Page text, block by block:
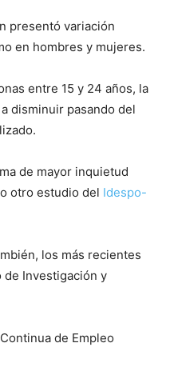
presentó variación
en hombres y mujeres.
entre 15 y 24 años, la
disminuir pasando del
de mayor inquietud
otro estudio del Idespo-
los más recientes
de Investigación y
de Empleo